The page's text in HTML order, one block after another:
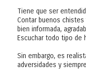
Tiene que ser
Contar buenos
bien informada,
Escuchar todo tipo de
Sin embargo, es
adversidades y